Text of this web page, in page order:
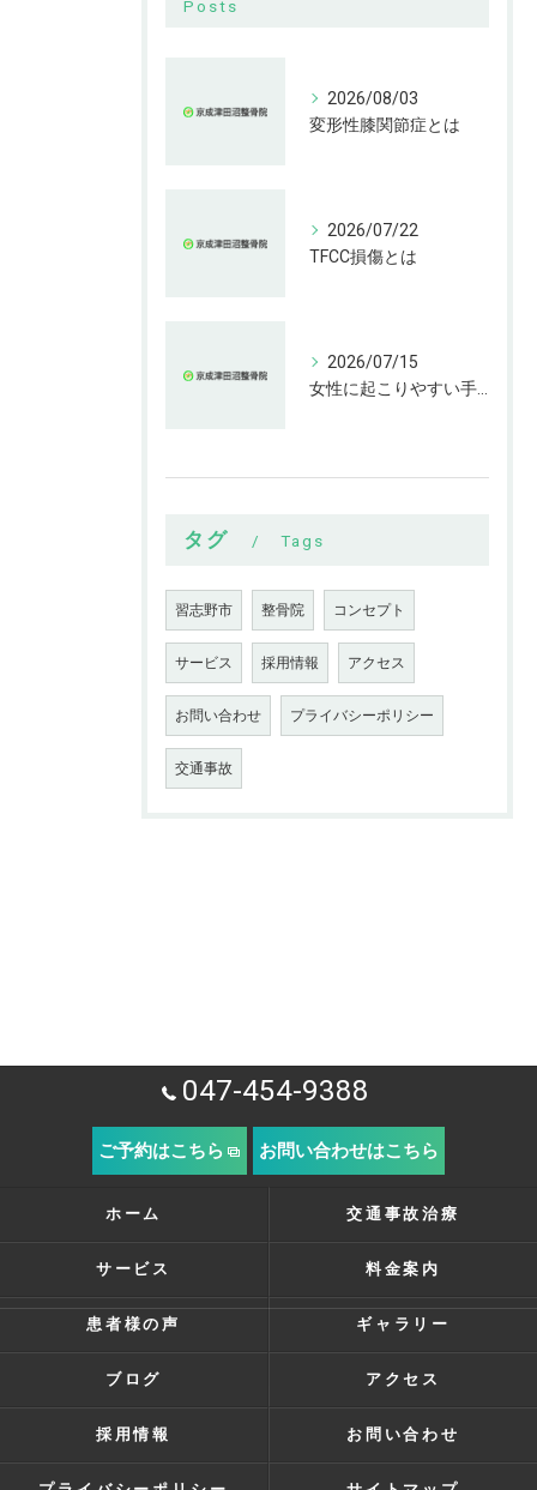
Posts
2026/08/03
変形性膝関節症とは
2026/07/22
TFCC損傷とは
2026/07/15
タグ Tags
習志野市 整骨院 コンセプト
サービス 採用情報 アクセス
お問い合わせ プライバシーポリシー
交通事故
047-454-9388
ご予約はこちら お問い合わせはこちら
ホーム 交通事故治療
サービス 料金案内
患者様の声 ギャラリー
ブログ アクセス
採用情報 お問い合わせ